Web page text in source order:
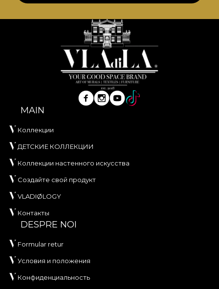
MAIN
Коллекции
ДЕТСКИЕ КОЛЛЕКЦИИ
Коллекции настенного искусства
Создайте свой продукт
VLADIØLOGY
Контакты
DESPRE NOI
Formular retur
Условия и положения
Конфиденциальность